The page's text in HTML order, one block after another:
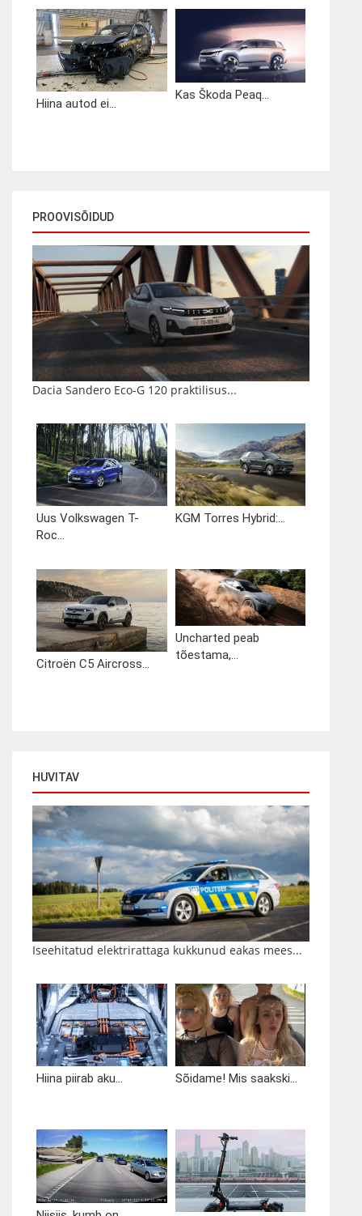
Hiina autod ei...
Kas Škoda Peaq...
PROOVISÕIDUD
Dacia Sandero Eco-G 120 praktilisus...
Uus Volkswagen T-
Roc...
KGM Torres Hybrid:...
Citroën C5 Aircross...
Uncharted peab
tõestama,...
HUVITAV
Iseehitatud elektrirattaga kukkunud eakas mees...
Hiina piirab aku... Sõidame! Mis saakski...